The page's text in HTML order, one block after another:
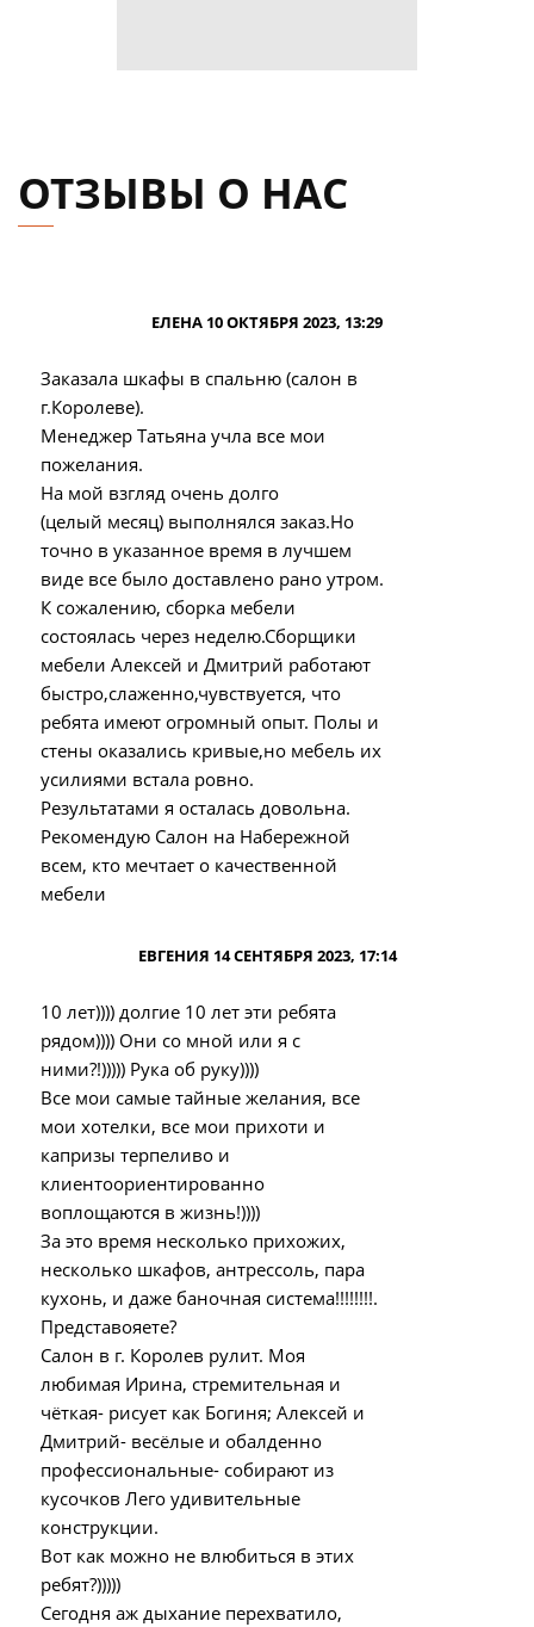
ОТЗЫВЫ О НАС
ЕЛЕНА 10 ОКТЯБРЯ 2023, 13:29
Заказала шкафы в спальню (салон в
г.Королеве).
Менеджер Татьяна учла все мои
пожелания.
На мой взгляд очень долго
(целый месяц) выполнялся заказ.Но
точно в указанное время в лучшем
виде все было доставлено рано утром.
К сожалению, сборка мебели
состоялась через неделю.Сборщики
мебели Алексей и Дмитрий работают
быстро,слаженно,чувствуется, что
ребята имеют огромный опыт. Полы и
стены оказались кривые,но мебель их
усилиями встала ровно.
Результатами я осталась довольна.
Рекомендую Салон на Набережной
всем, кто мечтает о качественной
мебели
ЕВГЕНИЯ 14 СЕНТЯБРЯ 2023, 17:14
10 лет)))) долгие 10 лет эти ребята
рядом)))) Они со мной или я с
ними?!))))) Рука об руку))))
Все мои самые тайные желания, все
мои хотелки, все мои прихоти и
капризы терпеливо и
клиентоориентированно
воплощаются в жизнь!))))
За это время несколько прихожих,
несколько шкафов, антрессоль, пара
кухонь, и даже баночная система!!!!!!!!.
Представояете?
Салон в г. Королев рулит. Моя
любимая Ирина, стремительная и
чёткая- рисует как Богиня; Алексей и
Дмитрий- весёлые и обалденно
профессиональные- собирают из
кусочков Лего удивительные
конструкции.
Вот как можно не влюбиться в этих
ребят?)))))
Сегодня аж дыхание перехватило,